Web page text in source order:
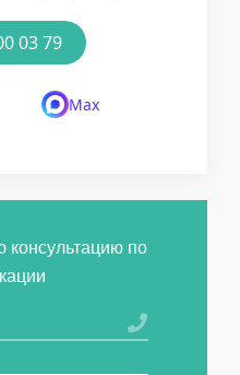
03 79
Max
консультацию по